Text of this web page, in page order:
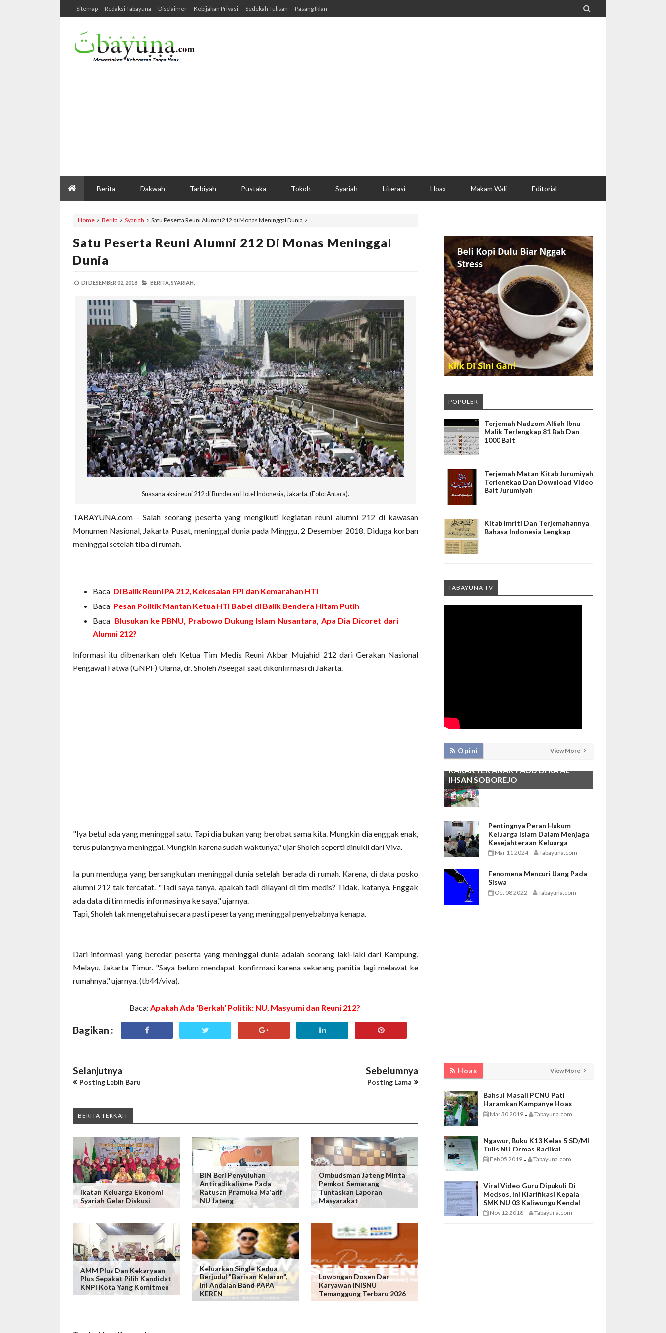
Sitemap Redaksi Tabayuna Disclaimer Kebijakan Privasi Sedekah Tulisan Pasang Iklan 
Berita Dakwah Tarbiyah Pustaka Tokoh Syariah Literasi Hoax Makam Wali Editorial
Home Berita Syariah Satu Peserta Reuni Alumni 212 di Monas Meninggal Dunia
Satu Peserta Reuni Alumni 212 Di Monas Meninggal
Dunia
DI DESEMBER 02, 2018 BERITA, SYARIAH,
Suasana aksi reuni 212 di Bunderan Hotel Indonesia, Jakarta. (Foto: Antara).
TABAYUNA.com - Salah seorang peserta yang mengikuti kegiatan reuni alumni 212 di kawasan
Monumen Nasional, Jakarta Pusat, meninggal dunia pada Minggu, 2 Desember 2018. Diduga korban
meninggal setelah tiba di rumah.
Baca: Di Balik Reuni PA 212, Kekesalan FPI dan Kemarahan HTI
Baca: Pesan Politik Mantan Ketua HTI Babel di Balik Bendera Hitam Putih
Baca: Blusukan ke PBNU, Prabowo Dukung Islam Nusantara, Apa Dia Dicoret dari
Alumni 212?
Informasi itu dibenarkan oleh Ketua Tim Medis Reuni Akbar Mujahid 212 dari Gerakan Nasional
Pengawal Fatwa (GNPF) Ulama, dr. Sholeh Aseegaf saat dikonfirmasi di Jakarta.
"Iya betul ada yang meninggal satu. Tapi dia bukan yang berobat sama kita. Mungkin dia enggak enak,
terus pulangnya meninggal. Mungkin karena sudah waktunya," ujar Sholeh seperti dinukil dari Viva.
Ia pun menduga yang bersangkutan meninggal dunia setelah berada di rumah. Karena, di data posko
alumni 212 tak tercatat. "Tadi saya tanya, apakah tadi dilayani di tim medis? Tidak, katanya. Enggak
ada data di tim medis informasinya ke saya," ujarnya.
Tapi, Sholeh tak mengetahui secara pasti peserta yang meninggal penyebabnya kenapa.
Dari informasi yang beredar peserta yang meninggal dunia adalah seorang laki-laki dari Kampung,
Melayu, Jakarta Timur. "Saya belum mendapat konfirmasi karena sekarang panitia lagi melawat ke
rumahnya," ujarnya. (tb44/viva).
Baca: Apakah Ada 'Berkah' Politik: NU, Masyumi dan Reuni 212?
Bagikan :
Selanjutnya
Posting Lebih Baru
Sebelumnya
Posting Lama
BERITA TERKAIT
Ikatan Keluarga Ekonomi
Syariah Gelar Diskusi
BIN Beri Penyuluhan
Antiradikalisme Pada
Ratusan Pramuka Ma'arif
NU Jateng
Ombudsman Jateng Minta
Pemkot Semarang
Tuntaskan Laporan
Masyarakat
AMM Plus Dan Kekaryaan
Plus Sepakat Pilih Kandidat
KNPI Kota Yang Komitmen
Keluarkan Single Kedua
Berjudul "Barisan Kelaran",
Ini Andalan Band PAPA
KEREN
Lowongan Dosen Dan
Karyawan INISNU
Temanggung Terbaru 2026
POPULER
Terjemah Nadzom Alfiah Ibnu
Malik Terlengkap 81 Bab Dan
1000 Bait
Terjemah Matan Kitab Jurumiyah
Terlengkap Dan Download Video
Bait Jurumiyah
Kitab Imriti Dan Terjemahannya
Bahasa Indonesia Lengkap
TABAYUNA TV
Opini View More
PEMBIASAAN SHALAT DHUHA DAN
MENGAJI SEBAGAI FONDASI
KARAKTER ANAK PAUD DI RA AL
IHSAN SOBOREJO
Nov 13 2025 -
Pentingnya Peran Hukum
Keluarga Islam Dalam Menjaga
Kesejahteraan Keluarga
Mar 11 2024 - Tabayuna.com
Fenomena Mencuri Uang Pada
Siswa
Oct 08 2022 - Tabayuna.com
Hoax View More
Bahsul Masail PCNU Pati
Haramkan Kampanye Hoax
Mar 30 2019 - Tabayuna.com
Ngawur, Buku K13 Kelas 5 SD/MI
Tulis NU Ormas Radikal
Feb 05 2019 - Tabayuna.com
Viral Video Guru Dipukuli Di
Medsos, Ini Klarifikasi Kepala
SMK NU 03 Kaliwungu Kendal
Nov 12 2018 - Tabayuna.com